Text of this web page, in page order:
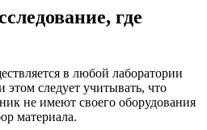
где
в любой лаборатории
следует учитывать, что
не имеют своего оборудования
материала.